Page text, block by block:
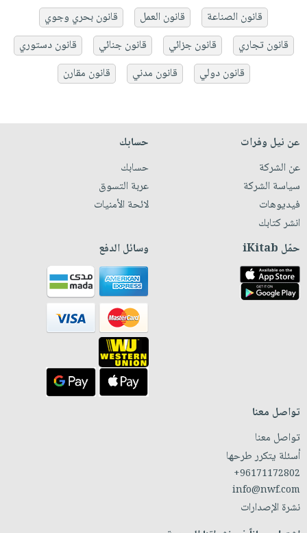
قانون الصناعة
قانون العمل
قانون بحري وجوي
قانون تجاري
قانون جزائي قانون جنائي
قانون دستوري
قانون دولي
قانون مدني قانون مقارن
عن نيل وفرات
عن الشركة
سياسة الشركة
فيديوهات
انشر كتابك
حسابك
حسابك
عربة التسوق
لائحة الأمنيات
حمّل iKitab وسائل الدفع
تواصل معنا
تواصل معنا
أسئلة يتكرر طرحها
+96171172802
info@nwf.com
نشرة الإصدارات